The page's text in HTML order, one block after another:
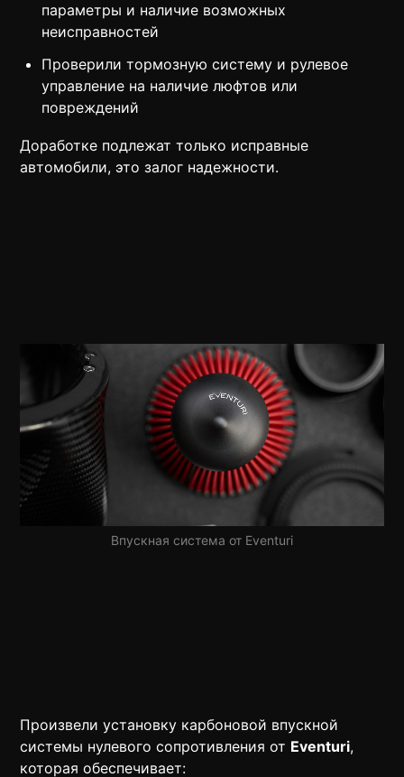
параметры и наличие возможных
неисправностей
Проверили тормозную систему и рулевое
управление на наличие люфтов или
повреждений
Доработке подлежат только исправные
автомобили, это залог надежности.
Впускная система от Eventuri
Произвели установку карбоновой впускной
системы нулевого сопротивления от Eventuri,
которая обеспечивает: